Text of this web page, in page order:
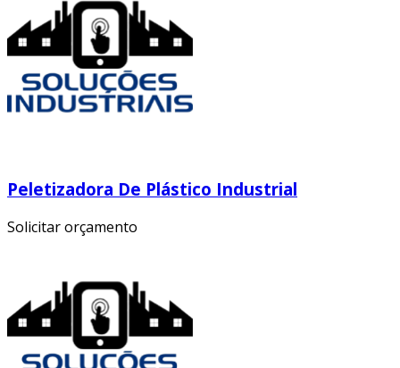
Peletizadora De Plástico Industrial
Solicitar orçamento